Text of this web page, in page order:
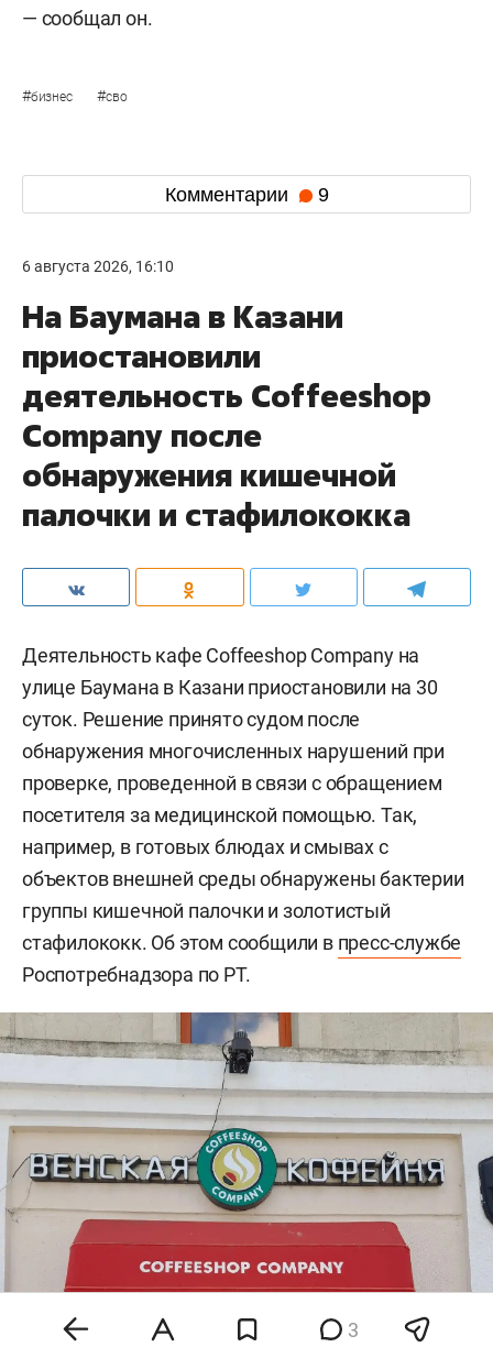
— сообщал он.
#бизнес #сво
Комментарии 9
6 августа 2026, 16:10
На Баумана в Казани
приостановили
деятельность Соffeeshop
Company после
обнаружения кишечной
палочки и стафилококка
Деятельность кафе Coffeeshop Company на
улице Баумана в Казани приостановили на 30
суток. Решение принято судом после
обнаружения многочисленных нарушений при
проверке, проведенной в связи с обращением
посетителя за медицинской помощью. Так,
например, в готовых блюдах и смывах с
объектов внешней среды обнаружены бактерии
группы кишечной палочки и золотистый
стафилококк. Об этом сообщили в пресс-службе
Роспотребнадзора по РТ.
3